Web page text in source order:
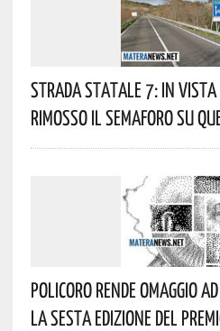
Strada Statale 7: In Vista
Rimosso Il Semaforo Su
Policoro Rende Omaggio
La Sesta Edizione Del